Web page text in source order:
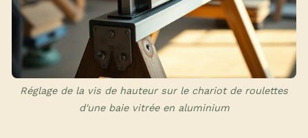
Réglage de la vis de hauteur sur le chariot de roulettes
d'une baie vitrée en aluminium